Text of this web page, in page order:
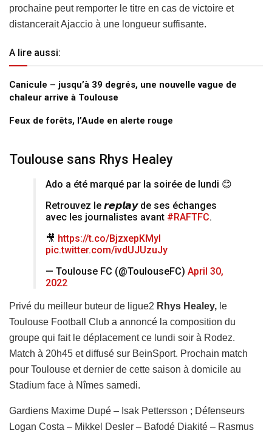
prochaine peut remporter le titre en cas de victoire et
distancerait Ajaccio à une longueur suffisante.
A lire aussi:
Canicule – jusqu’à 39 degrés, une nouvelle vague de
chaleur arrive à Toulouse
Feux de forêts, l’Aude en alerte rouge
Toulouse sans Rhys Healey
Ado a été marqué par la soirée de lundi 😊
Retrouvez le 𝙧𝙚𝙥𝙡𝙖𝙮 de ses échanges
avec les journalistes avant #RAFTFC.
🎥 https://t.co/BjzxepKMyI
pic.twitter.com/ivdUJUzuJy
— Toulouse FC (@ToulouseFC) April 30,
2022
Privé du meilleur buteur de ligue2 Rhys Healey, le
Toulouse Football Club a annoncé la composition du
groupe qui fait le déplacement ce lundi soir à Rodez.
Match à 20h45 et diffusé sur BeinSport. Prochain match
pour Toulouse et dernier de cette saison à domicile au
Stadium face à Nîmes samedi.
Gardiens Maxime Dupé – Isak Pettersson ; Défenseurs
Logan Costa – Mikkel Desler – Bafodé Diakité – Rasmus